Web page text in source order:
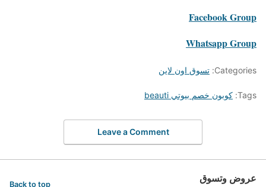
Facebook Group
Whatsapp Group
Categories: تسوق اون لاين
Tags: كوبون خصم بيوتي beauti
Leave a Comment
عروض وتسوق Back to top